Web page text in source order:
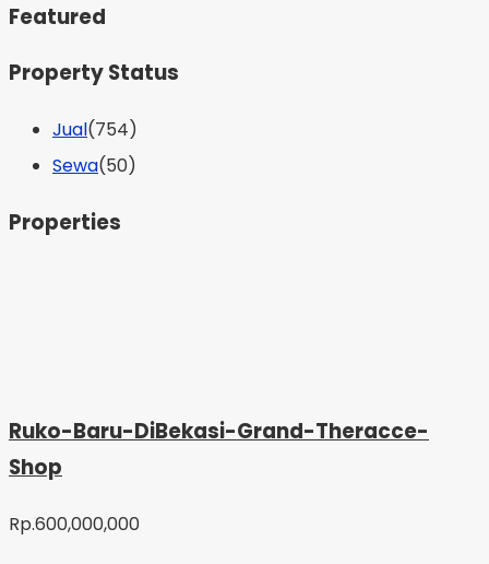
Featured
Property Status
Jual(754)
Sewa(50)
Properties
Ruko-Baru-DiBekasi-Grand-Theracce-
Shop
Rp.600,000,000